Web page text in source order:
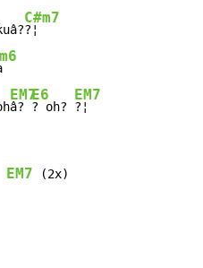
C#m7
?¦
EM7
â?
E6
? oh?
EM7
?¦
EM7 (2x)